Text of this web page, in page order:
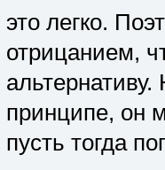
это легко.
отрицанием,
принципе, он
пусть тогда